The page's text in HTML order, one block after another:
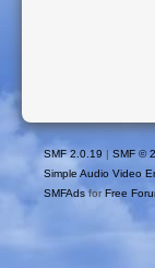
SMF 2.0.19 | SMF ©
Simple Audio Video
SMFAdsfor Free